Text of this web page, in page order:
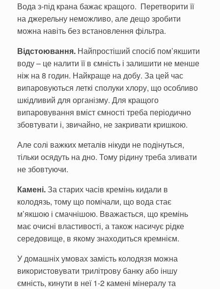
Вода з-під крана бажає кращого. Перетворити її
на джерельну неможливо, але дещо зробити
можна навіть без встановлення фільтра.
Відстоювання. Найпростіший спосіб пом’якшити
воду – це налити її в ємність і залишити не менше
ніж на 8 годин. Найкраще на добу. За цей час
випаровуються леткі сполуки хлору, що особливо
шкідливий для організму. Для кращого
випаровування вміст ємності треба періодично
збовтувати і, звичайно, не закривати кришкою.
Але солі важких металів нікуди не подінуться,
тільки осядуть на дно. Тому рідину треба зливати
не збовтуючи.
Камені.За старих часів кремінь кидали в
колодязь, тому що помічали, що вода стає
м’якшою і смачнішою. Вважається, що кремінь
має очисні властивості, а також насичує рідке
середовище, в якому знаходиться кремнієм.
У домашніх умовах замість колодязя можна
використовувати трилітрову банку або іншу
ємність, кинути в неї 1-2 камені мінералу та